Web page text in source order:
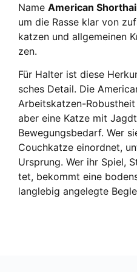
Name Ame­ri­can
um die Ras­se klar von
kat­zen und all­ge­mei­nen
zen.
Für Hal­ter ist die­se
sches Detail. Die
Arbeits­kat­zen-
aber eine Kat­ze mit
Bewe­gungs­be­darf. Wer
Couch­kat­ze ein­ord­net,
Ursprung. Wer ihr Spiel,
tet, bekommt eine
lang­le­big ange­leg­te